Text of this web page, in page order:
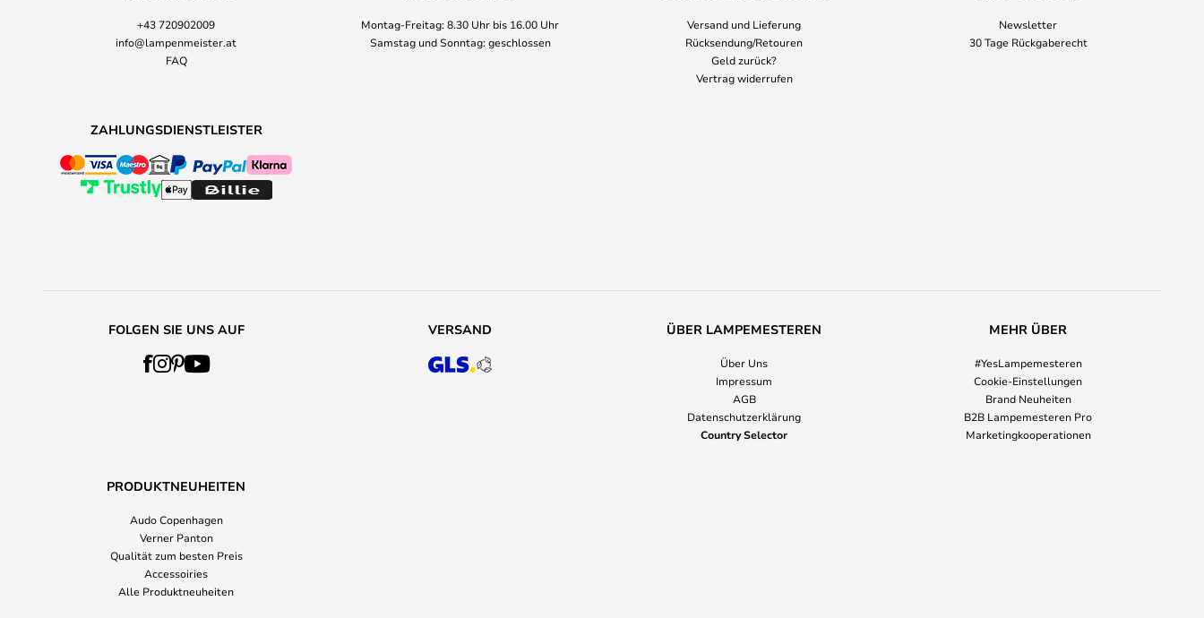
+43 720902009
info@lampenmeister.at
FAQ
Montag-Freitag: 8.30 Uhr bis 16.00 Uhr
Samstag und Sonntag: geschlossen
Versand und Lieferung
Rücksendung/Retouren
Geld zurück?
Vertrag widerrufen
Newsletter
30 Tage Rückgaberecht
ZAHLUNGSDIENSTLEISTER
FOLGEN SIE UNS AUF VERSAND ÜBER LAMPEMESTEREN
Über Uns
Impressum
AGB
Datenschutzerklärung
Country Selector
MEHR ÜBER
#YesLampemesteren
Cookie-Einstellungen
Brand Neuheiten
B2B Lampemesteren Pro
Marketingkooperationen
PRODUKTNEUHEITEN
Audo Copenhagen
Verner Panton
Qualität zum besten Preis
Accessoiries
Alle Produktneuheiten